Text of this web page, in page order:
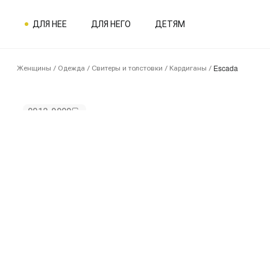
ДЛЯ НЕЕ ДЛЯ НЕГО ДЕТЯМ
Женщины / Одежда / Свитеры и толстовки / Кардиганы / Escada
0012-9900